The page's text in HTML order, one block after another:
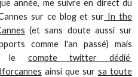
année, me suivre en direct du
sur ce blog et sur In the
(et sans doute aussi sur
comme l'an passé) mais
le compte twitter dédié
ainsi que sur sa toute